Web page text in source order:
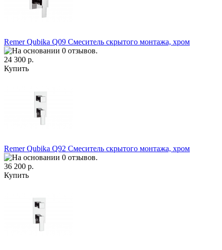
Remer Qubika Q09 Смеситель скрытого монтажа, хром
24 300 р.
Купить
Remer Qubika Q92 Смеситель скрытого монтажа, хром
36 200 р.
Купить